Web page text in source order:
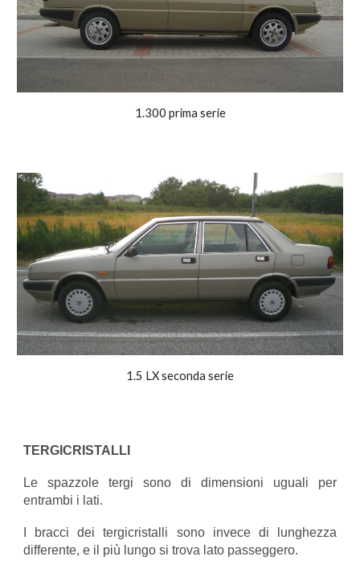
1.300 prima serie
1.5 LX seconda serie
TERGICRISTALLI
Le spazzole tergi sono di dimensioni uguali per
entrambi i lati.
I bracci dei tergicristalli sono invece di lunghezza
differente, e il più lungo si trova lato passeggero.